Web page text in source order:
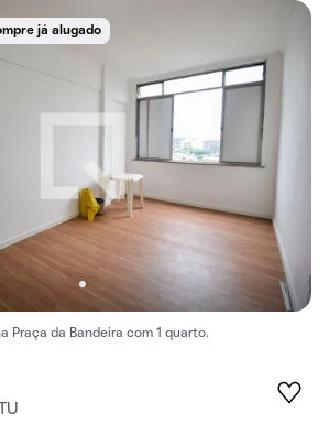
já alugado
Praça da Bandeira com 1 quarto.